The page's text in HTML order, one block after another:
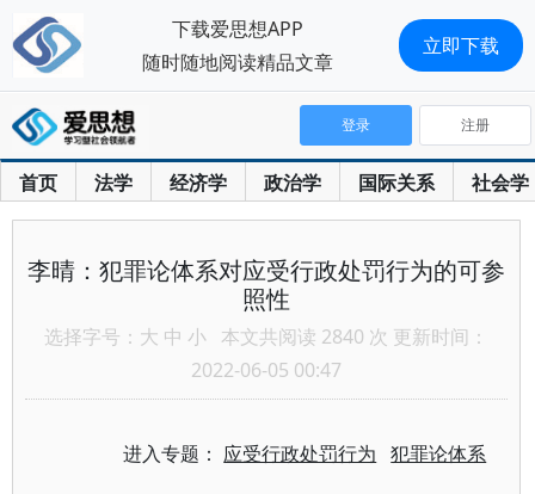
首页 法学 经济学 政治学 国际关系 社会学
登录 注册
李晴：犯罪论体系对应受行政处罚行为的可参
照性
选择字号： 大 中 小 本文共阅读 2840 次 更新时间：
2022-06-05 00:47
进入专题： 应受行政处罚行为 犯罪论体系
下载爱思想APP
随时随地阅读精品文章
立即下载